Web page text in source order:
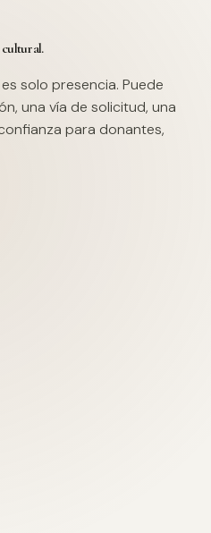
solo presencia. Puede
una vía de solicitud, una
para donantes,